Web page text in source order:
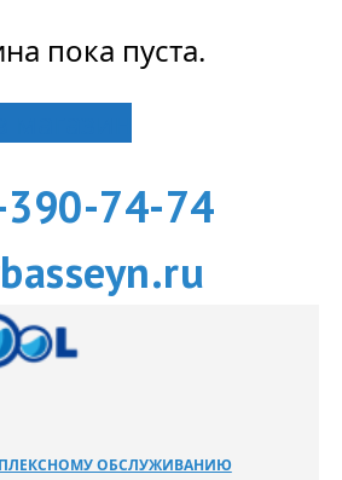
пока пуста.
74-74
ОБСЛУЖИВАНИЮ